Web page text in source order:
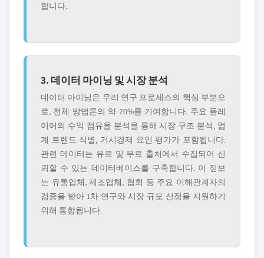
합니다.
3. 데이터 마이닝 및 시장 분석
데이터 마이닝은 우리 연구 프로세스의 핵심 부분으
로, 전체 방법론의 약 20%를 기여합니다. 주요 플레
이어의 수익 점유율 분석을 통해 시장 구조 분석, 업
계 트렌드 식별, 거시경제 요인 평가가 포함됩니다.
관련 데이터는 유료 및 무료 출처에서 수집되어 신
뢰할 수 있는 데이터베이스를 구축합니다. 이 정보
는 유통업체, 제조업체, 협회 등 주요 이해관계자의
검증을 받아 1차 연구와 시장 규모 산정을 지원하기
위해 통합됩니다.